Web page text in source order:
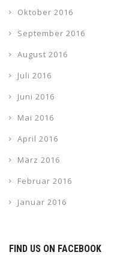
Oktober 2016
September 2016
August 2016
Juli 2016
Juni 2016
Mai 2016
April 2016
März 2016
Februar 2016
Januar 2016
FIND US ON FACEBOOK